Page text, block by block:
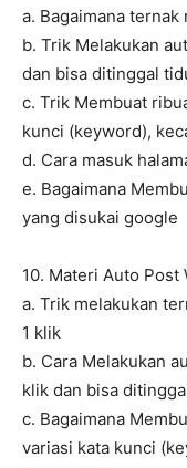
a. Bagaimana
b. Trik Melakukan
dan bisa ditinggal
c. Trik Membuat
kunci (keyword),
d. Cara masuk
e. Bagaimana
yang disukai google
10. Materi Auto Post
a. Trik melakukan
1 klik
b. Cara Melakukan
klik dan bisa
c. Bagaimana
variasi kata kunci